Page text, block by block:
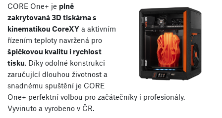
CORE One+ je plně
zakrytovaná 3D tiskárna s
kinematikou CoreXY a aktivním
řízením teploty navržená pro
špičkovou kvalitu i rychlost
tisku. Díky odolné konstrukci
zaručující dlouhou životnost a
snadnému spuštění je CORE
One+ perfektní volbou pro začátečníky i profesionály.
Vyvinuto a vyrobeno v ČR.